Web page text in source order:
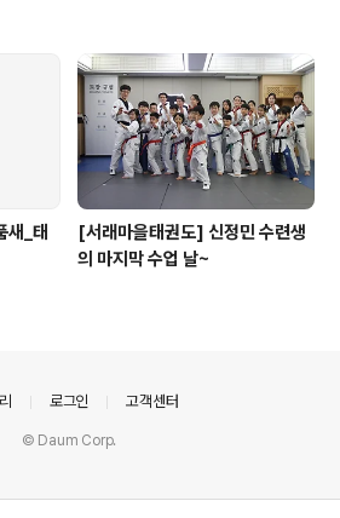
_태
[서래마을태권도] 신정민 수련생
의 마지막 수업 날~
로그인 고객센터
© Daum Corp.